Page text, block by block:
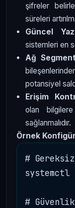
şifreler
süreleri
Güncel
sistemleri en
Ağ
potansiyel
Erişim
olan
sağlanmalıdır.
Örnek
#
#